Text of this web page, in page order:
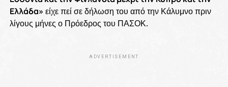
Ελλάδα» είχε πεί σε δήλωση του από την Κάλυμνο πριν
λίγους μήνες ο Πρόεδρος του ΠΑΣΟΚ.
ADVERTISEMENT